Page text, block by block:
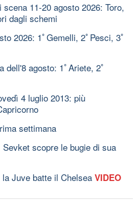
11-20 agosto 2026: Toro,
dagli schemi
2026: 1ﾟGemelli, 2ﾟPesci, 3ﾟ
dell'8 agosto: 1ﾟAriete, 2ﾟ
4 luglio 2013: più
settimana
scopre le bugie di sua
Juve batte il Chelsea VIDEO